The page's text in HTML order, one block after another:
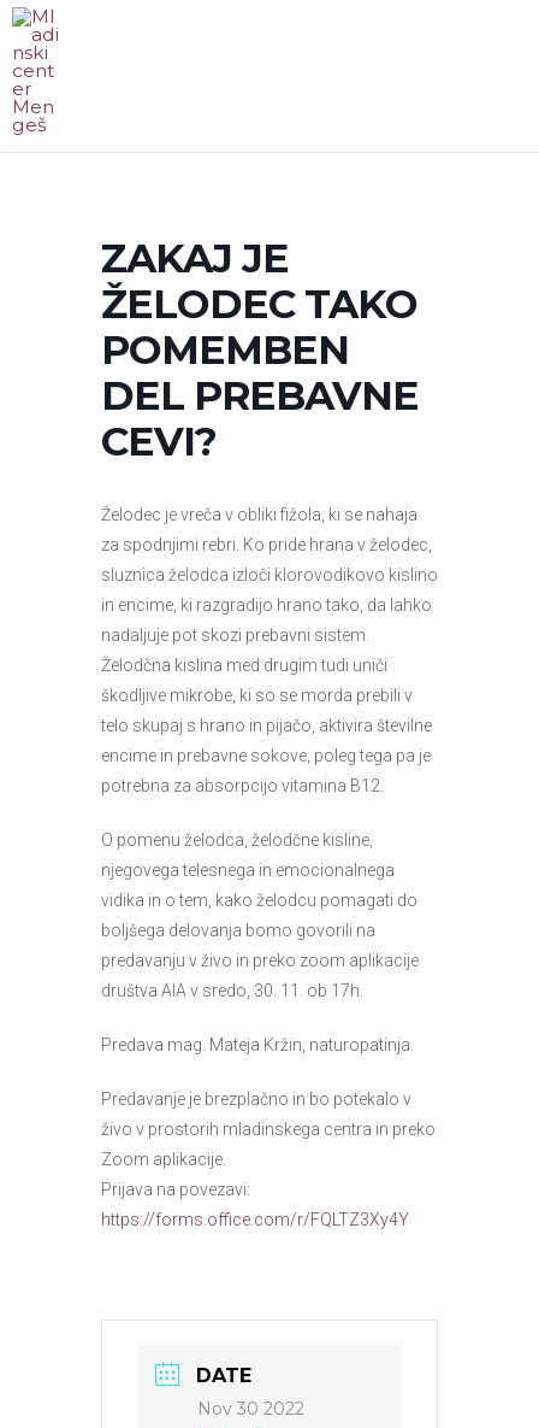
content
ZAKAJ JE
ŽELODEC TAKO
POMEMBEN
DEL PREBAVNE
CEVI?
Želodec je vreča v obliki fižola, ki se nahaja
za spodnjimi rebri. Ko pride hrana v želodec,
sluznica želodca izloči klorovodikovo kislino
in encime, ki razgradijo hrano tako, da lahko
nadaljuje pot skozi prebavni sistem.
Želodčna kislina med drugim tudi uniči
škodljive mikrobe, ki so se morda prebili v
telo skupaj s hrano in pijačo, aktivira številne
encime in prebavne sokove, poleg tega pa je
potrebna za absorpcijo vitamina B12.
O pomenu želodca, želodčne kisline,
njegovega telesnega in emocionalnega
vidika in o tem, kako želodcu pomagati do
boljšega delovanja bomo govorili na
predavanju v živo in preko zoom aplikacije
društva AIA v sredo, 30. 11. ob 17h.
Predava mag. Mateja Kržin, naturopatinja.
Predavanje je brezplačno in bo potekalo v
živo v prostorih mladinskega centra in preko
Zoom aplikacije.
Prijava na povezavi:
https://forms.office.com/r/FQLTZ3Xy4Y
DATE
Nov 30 2022